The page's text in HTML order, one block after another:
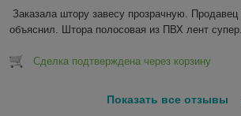
Заказала штору завесу прозрачную.
объяснил. Штора полосовая из ПВХ лент супер.
Сделка подтверждена через корзину
Показать все отзывы